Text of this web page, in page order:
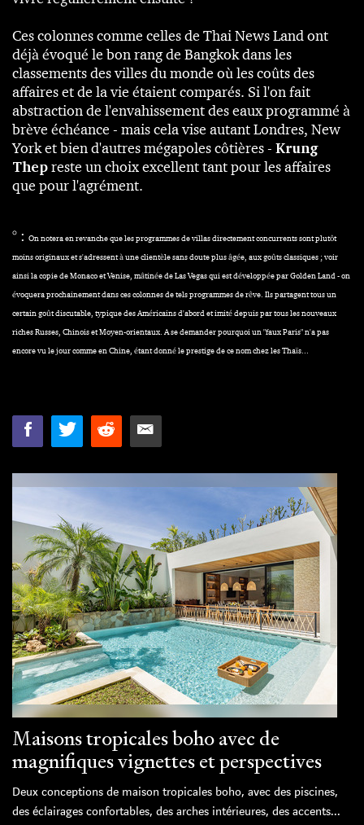
Ces colonnes comme celles de Thai News Landont
déjà évoqué le bon rang de Bangkok dans les
classements des villes du monde où les coûts des
affaireset de la vie étaientcomparés. Si l'on fait
abstraction de l'envahissement des eaux programmé à
brève échéance - mais cela vise autant Londres, New
York et bien d'autres mégapoles côtières - Krung
Thepreste un choix excellent tant pour les affaires
que pour l'agrément.
° : On notera en revanche que les programmes de villas directement concurrents sont plutôt
moins originaux et s'adressent à une clientèle sans doute plus âgée, aux goûts classiques ; voir
ainsi la copie de Monaco et Venise, mâtinée de Las Vegas qui est développée par Golden Land - on
évoquera prochainement dans ces colonnes de tels programmes de rêve. Ils partagent tous un
certain goût discutable, typique des Américains d'abord et imité depuis par tous les nouveaux
riches Russes, Chinois et Moyen-orientaux. A se demander pourquoi un "faux Paris" n'a pas
encore vu le jour comme en Chine, étant donné le prestige de ce nom chez les Thaïs...
Maisons tropicales boho avec de
magnifiques vignettes et perspectives
Deux conceptions de maison tropicales boho, avec des piscines,
des éclairages confortables, des arches intérieures, des accents...